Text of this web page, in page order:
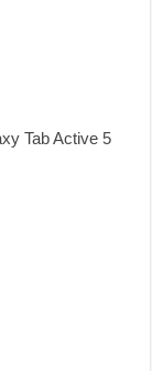
Tab Active 5